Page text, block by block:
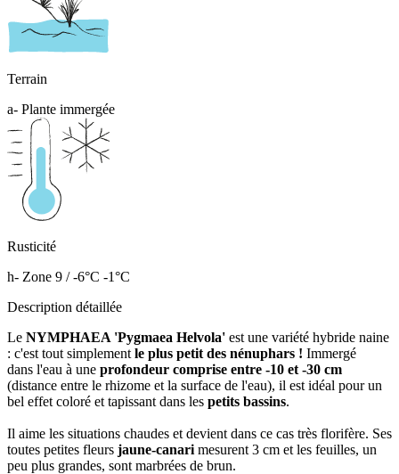
Terrain
a- Plante immergée
Rusticité
h- Zone 9 / -6°C -1°C
Description détaillée
Le NYMPHAEA 'Pygmaea Helvola' est une variété hybride naine
: c'est tout simplement le plus petit des nénuphars ! Immergé
dans l'eau à une profondeur comprise entre -10 et -30 cm
(distance entre le rhizome et la surface de l'eau), il est idéal pour un
bel effet coloré et tapissant dans les petits bassins.
Il aime les situations chaudes et devient dans ce cas très florifère. Ses
toutes petites fleurs jaune-canari mesurent 3 cm et les feuilles, un
peu plus grandes, sont marbrées de brun.